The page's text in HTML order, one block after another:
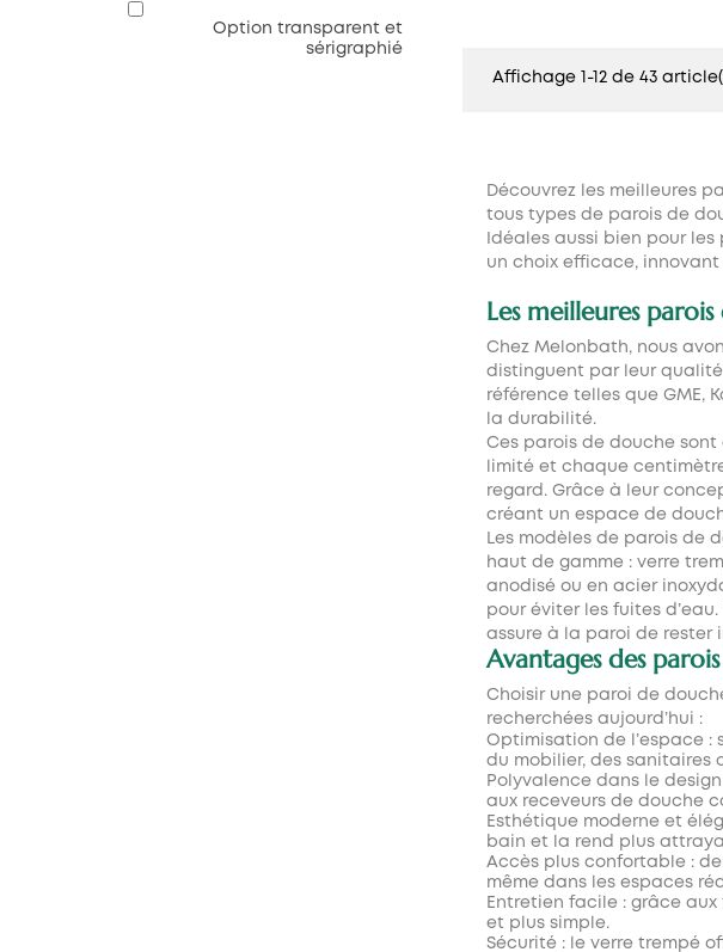
Option transparent et
sérigraphié
Affichage 1-12 de 43
Découvrez les meilleures
tous types de parois de
Idéales aussi bien pour
un choix efficace,
Les meilleures
Chez Melonbath, nous
distinguent par leur
référence telles que GME,
la durabilité.
Ces parois de douche
limité et chaque
regard. Grâce à leur
créant un espace de
Les modèles de parois de
haut de gamme : verre
anodisé ou en acier
pour éviter les fuites
assure à la paroi de rester
Avantages des
Choisir une paroi de
recherchées aujourd’hui :
Optimisation de l’espace :
du mobilier, des sanitaires
Polyvalence dans le
aux receveurs de douche
Esthétique moderne et
bain et la rend plus
Accès plus confortable :
même dans les espaces
Entretien facile : grâce
et plus simple.
Sécurité : le verre trempé